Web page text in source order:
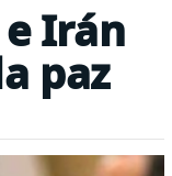
Irán
paz